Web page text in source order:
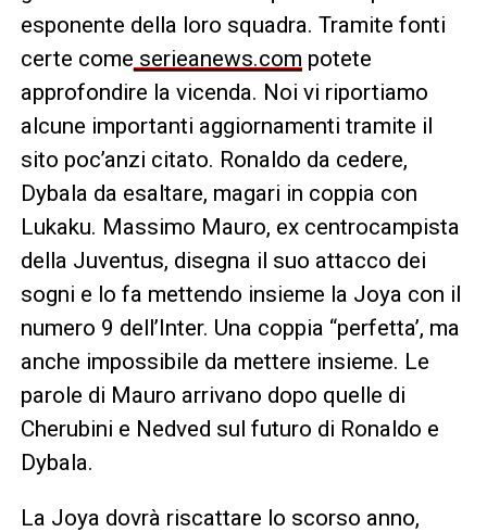
esponente della loro squadra. Tramite fonti
certe come serieanews.com potete
approfondire la vicenda. Noi vi riportiamo
alcune importanti aggiornamenti tramite il
sito poc’anzi citato. Ronaldo da cedere,
Dybala da esaltare, magari in coppia con
Lukaku. Massimo Mauro, ex centrocampista
della Juventus, disegna il suo attacco dei
sogni e lo fa mettendo insieme la Joya con il
numero 9 dell’Inter. Una coppia “perfetta’, ma
anche impossibile da mettere insieme. Le
parole di Mauro arrivano dopo quelle di
Cherubini e Nedved sul futuro di Ronaldo e
Dybala.
La Joya dovrà riscattare lo scorso anno,